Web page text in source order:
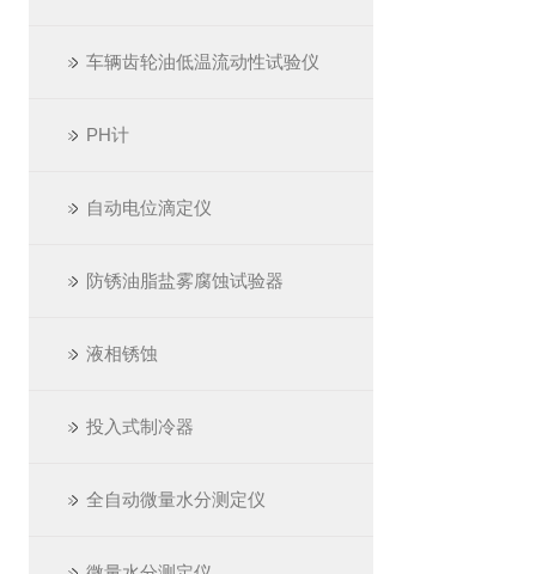
车辆齿轮油低温流动性试验仪
PH计
自动电位滴定仪
防锈油脂盐雾腐蚀试验器
液相锈蚀
投入式制冷器
全自动微量水分测定仪